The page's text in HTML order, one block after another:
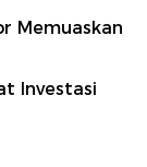
Memuaskan
Investasi